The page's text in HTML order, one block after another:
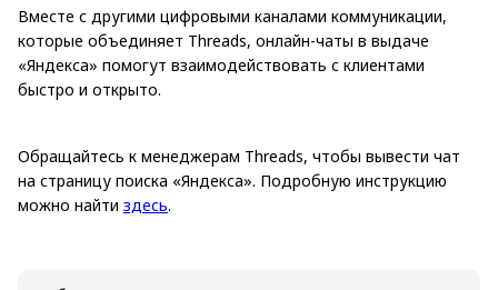
Вместе с другими цифровыми каналами коммуникации,
которые объединяет Threads, онлайн-чаты в выдаче
«Яндекса» помогут взаимодействовать с клиентами
быстро и открыто.
Обращайтесь к менеджерам Threads, чтобы вывести чат
на страницу поиска «Яндекса». Подробную инструкцию
можно найти здесь.